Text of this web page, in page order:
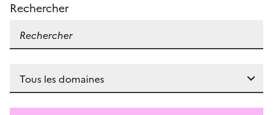
Rechercher